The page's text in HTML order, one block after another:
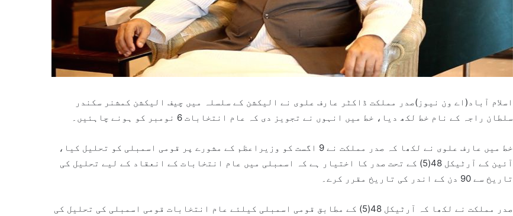
اسلام آباد(اے ون نیوز)صدر مملکت ڈاکٹر عارف علوی نے الیکشن کے سلسلہ میں چیف الیکشن کمشنر سکندر
سلطان راجہ کے نام خط لکھ دیا، خط میں انہوں نے تجویز دی کہ عام انتخابات 6 نومبر کو ہونے چاہئیں۔
خط میں عارف علوی نے لکھا کہ صدر مملکت نے 9 اگست کو وزیراعظم کے مشورے پر قومی اسمبلی کو تحلیل کیا،
آئین کے آرٹیکل 48(5) کے تحت صدر کا اختیار ہے کہ اسمبلی میں عام انتخابات کے انعقاد کے لیے تحلیل کی
تاریخ سے 90 دن کے اندر کی تاریخ مقرر کرے۔
صدر مملکت نے لکھا کہ آرٹیکل 48(5) کے مطابق قومی اسمبلی کیلئے عام انتخابات قومی اسمبلی کی تحلیل کی